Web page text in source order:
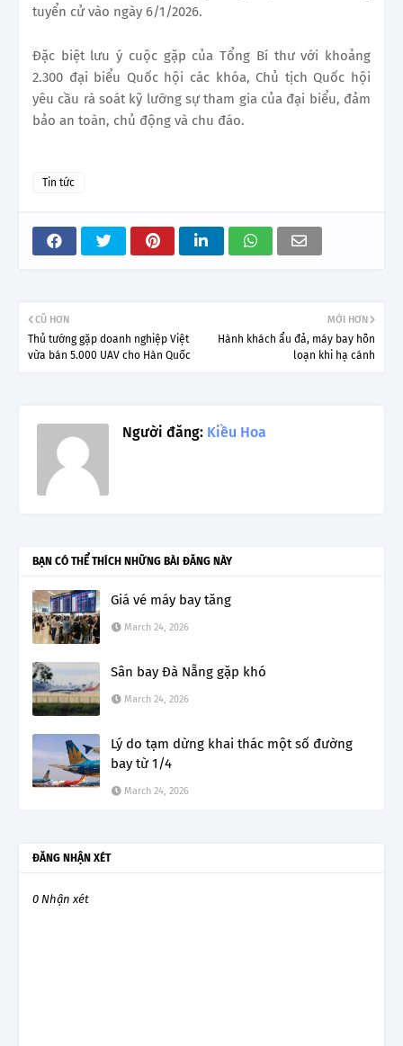
tuyển cử vào ngày 6/1/2026.
Đặc biệt lưu ý cuộc gặp của Tổng Bí thư với khoảng
2.300 đại biểu Quốc hội các khóa, Chủ tịch Quốc hội
yêu cầu rà soát kỹ lưỡng sự tham gia của đại biểu, đảm
bảo an toàn, chủ động và chu đáo.
Tin tức
MỚI HƠN
Hành khách ẩu đả, máy bay hỗn
loạn khi hạ cánh
CŨ HƠN
Thủ tướng gặp doanh nghiệp Việt
vừa bán 5.000 UAV cho Hàn Quốc
Người đăng: Kiều Hoa
BẠN CÓ THỂ THÍCH NHỮNG BÀI ĐĂNG NÀY
Giá vé máy bay tăng
March 24, 2026
Sân bay Đà Nẵng gặp khó
March 24, 2026
Lý do tạm dừng khai thác một số đường
bay từ 1/4
March 24, 2026
ĐĂNG NHẬN XÉT
0 Nhận xét